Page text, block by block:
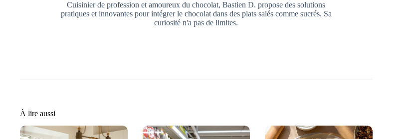
Cuisinier de profession et amoureux du chocolat, Bastien D. propose des solutions
pratiques et innovantes pour intégrer le chocolat dans des plats salés comme sucrés. Sa
curiosité n'a pas de limites.
À lire aussi